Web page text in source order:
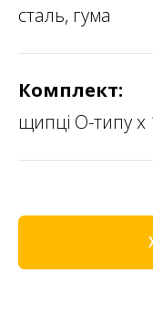
сталь, гума
Комплект:
щипці О-типу х